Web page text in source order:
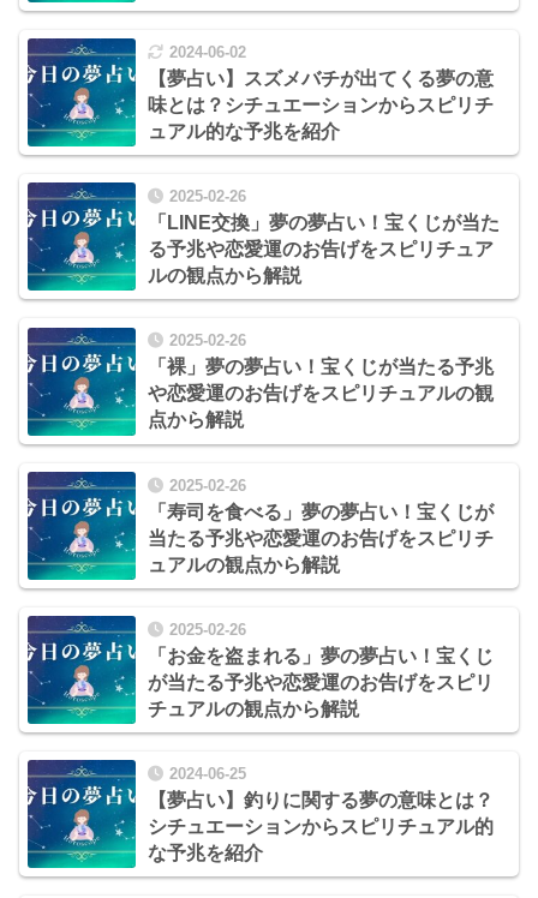
2024-06-02
【夢占い】スズメバチが出てくる夢の意
味とは？シチュエーションからスピリチ
ュアル的な予兆を紹介
2025-02-26
「LINE交換」夢の夢占い！宝くじが当た
る予兆や恋愛運のお告げをスピリチュア
ルの観点から解説
2025-02-26
「裸」夢の夢占い！宝くじが当たる予兆
や恋愛運のお告げをスピリチュアルの観
点から解説
2025-02-26
「寿司を食べる」夢の夢占い！宝くじが
当たる予兆や恋愛運のお告げをスピリチ
ュアルの観点から解説
2025-02-26
「お金を盗まれる」夢の夢占い！宝くじ
が当たる予兆や恋愛運のお告げをスピリ
チュアルの観点から解説
2024-06-25
【夢占い】釣りに関する夢の意味とは？
シチュエーションからスピリチュアル的
な予兆を紹介